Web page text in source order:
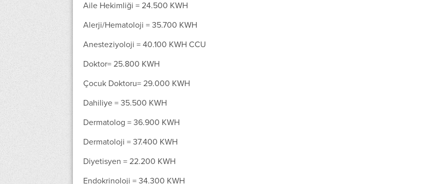
Aile Hekimliği = 24.500 KWH
Alerji/Hematoloji = 35.700 KWH
Anesteziyoloji = 40.100 KWH CCU
Doktor= 25.800 KWH
Çocuk Doktoru= 29.000 KWH
Dahiliye = 35.500 KWH
Dermatolog = 36.900 KWH
Dermatoloji = 37.400 KWH
Diyetisyen = 22.200 KWH
Endokrinoloji = 34.300 KWH